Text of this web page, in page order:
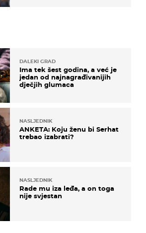
DALEKI GRAD
Ima tek šest godina, a već je
jedan od najnagrađivanijih
dječjih glumaca
NASLJEDNIK
ANKETA: Koju ženu bi Serhat
trebao izabrati?
NASLJEDNIK
Rade mu iza leđa, a on toga
nije svjestan